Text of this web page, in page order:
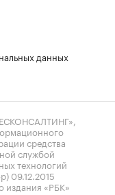
данных
средства
службой
технологий
09.12.2015
«РБК»